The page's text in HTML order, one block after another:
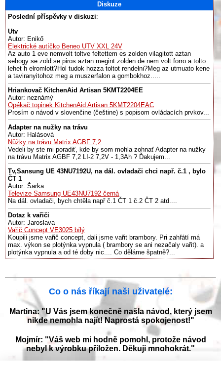
Diskuze
Poslední příspěvky v diskuzi:
Utv
Autor: Enikő
Elektrické autíčko Beneo UTV XXL 24V
Az auto 1 eve nemvolt toltve feltettem es zolden vilagitott aztan
sehogy se zold se piros aztan megint zolden de nem volt forro a tolto
lehet h elromlott?Hol tudok hozza toltot rendelni?Meg az utmuato kene
a taviranyitohoz meg a muszerfalon a gombokhoz.....
Hriankovač KitchenAid Artisan 5KMT2204EE
Autor: neznámý
Opékač topinek KitchenAid Artisan 5KMT2204EAC
Prosím o návod v slovenčine (češtine) s popisom ovládacích prvkov...
Adapter na nužky na trávu
Autor: Halásová
Nůžky na trávu Matrix AGBF 7,2
Vedeli by ste mi poradiť, kde by som mohla zohnať Adapter na nužky
na trávu Matrix AGBF 7,2 LI-2 7,2V - 1,3Ah ? Ďakujem...
Tv,Sansung UE 43NU7192U, na dál. ovladači chci např. č.1 , bylo
ČT 1
Autor: Šarka
Televize Samsung UE43NU7192 černá
Na dál. ovladači, bych chtěla např č.1 ČT 1 č.2 ČT 2 atd....
Dotaz k vařiči
Autor: Jaroslava
Vařič Concept VE3025 bílý
Koupili jsme vařič concept, dali jsme vařit brambory. Pri zahřátí má
max. výkon se plotýnka vypnula ( brambory se ani nezačaly vařit). a
plotýnka vypnula a od té doby nic.... Co děláme špatně?...
Co o nás říkají naši uživatelé:
Martina: "U Vás jsem konečně našla návod, který jsem
nikde nemohla najít! Naprostá spokojenost!"
Mojmír: "Váš web mi hodně pomohl, protože návod
nebyl k výrobku přiložen. Děkuji mnohokrát."